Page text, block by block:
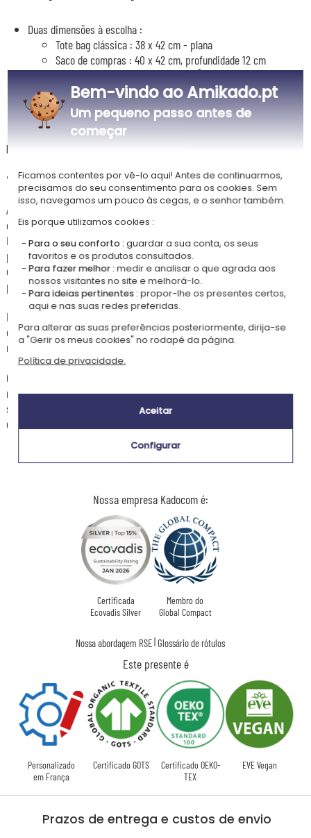
Duas dimensões à escolha :
Tote bag clássica : 38 x 42 cm - plana
Saco de compras : 40 x 42 cm, profundidade 12 cm
Material : 100% algodão canvas 310 gr/m² - espesso e resistente
Alças compridas de 70 cm
Personalização por impressão têxtil digital
Nossa empresa Kadocom é:
Certificada
Ecovadis Silver
Membro do
Global Compact
Nossa abordagem RSE|Glossário de rótulos
Este presente é
Personalizado
em França
Certificado GOTS
Certificado OEKO-
TEX
EVE Vegan
Descrição
🌸 Uma tote bag poética e floral, personalizada à sua imagem
Aliando elegância botânica e praticidade, esta tote bag 100% algodão
exibe poéticos motivos florais que pode personalizar ao seu gosto.
Escolha entre 5 coroas vegetais e acrescente 1 ou 2 linhas de texto
para um resultado verdadeiramente único. Perfeita para uma despedida
de solteira, uma prenda de despedida ou simplesmente para se
presentear com um acessório do dia a dia cheio de delicadeza.
Estão disponíveis dois modelos : a tote bag clássica formato
conferência para saídas leves, e a mala de compras com fole para
maior capacidade no quotidiano.
Confecionados em algodão canvas espesso de 310 gr/m², ambos os
modelos oferecem uma excelente resistência : pode transportar as
suas compras, material desportivo ou essenciais sem receio de
danificar a mala.
Prazos de entrega e custos de envio
Bem-vindo ao Amikado.pt
Um pequeno passo antes de
começar
Ficamos contentes por vê-lo aqui! Antes de continuarmos,
precisamos do seu consentimento para os cookies. Sem
isso, navegamos um pouco às cegas, e o senhor também.
Eis porque utilizamos cookies :
Para o seu conforto : guardar a sua conta, os seus
favoritos e os produtos consultados.
Para fazer melhor :medir e analisar o que agrada aos
nossos visitantes no site e melhorá-lo.
Para ideias pertinentes :propor-lhe os presentes certos,
aqui e nas suas redes preferidas.
Para alterar as suas preferências posteriormente, dirija-se
a "Gerir os meus cookies" no rodapé da página.
Política de privacidade.
Aceitar
Configurar